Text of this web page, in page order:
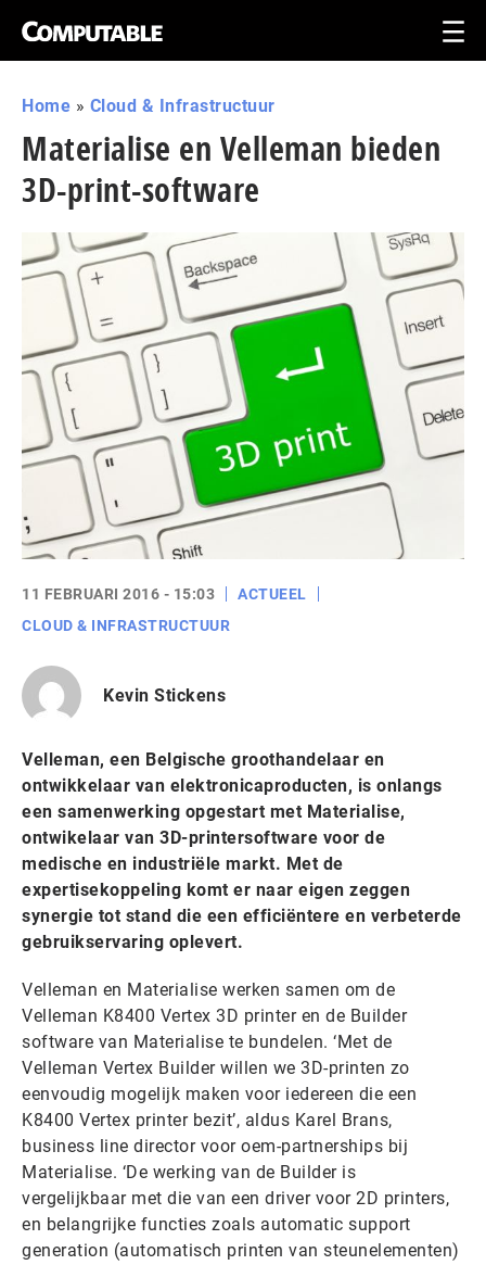
Home » Cloud & Infrastructuur
Materialise en Velleman bieden
3D-print-software
11 FEBRUARI 2016 - 15:03
ACTUEEL
CLOUD & INFRASTRUCTUUR
Kevin Stickens
Velleman, een Belgische groothandelaar en
ontwikkelaar van elektronicaproducten, is onlangs
een samenwerking opgestart met Materialise,
ontwikelaar van 3D-printersoftware voor de
medische en industriële markt. Met de
expertisekoppeling komt er naar eigen zeggen
synergie tot stand die een efficiëntere en verbeterde
gebruikservaring oplevert.
Velleman en Materialise werken samen om de
Velleman K8400 Vertex 3D printer en de Builder
software van Materialise te bundelen. ‘Met de
Velleman Vertex Builder willen we 3D-printen zo
eenvoudig mogelijk maken voor iedereen die een
K8400 Vertex printer bezit’, aldus Karel Brans,
business line director voor oem-partnerships bij
Materialise. ‘De werking van de Builder is
vergelijkbaar met die van een driver voor 2D printers,
en belangrijke functies zoals automatic support
generation (automatisch printen van steunelementen)